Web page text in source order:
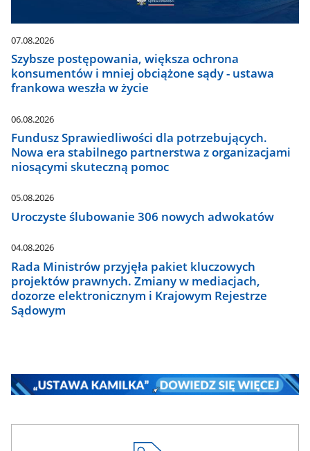
07.08.2026
Szybsze postępowania, większa ochrona
konsumentów i mniej obciążone sądy - ustawa
frankowa weszła w życie
06.08.2026
Fundusz Sprawiedliwości dla potrzebujących.
Nowa era stabilnego partnerstwa z organizacjami
niosącymi skuteczną pomoc
05.08.2026
Uroczyste ślubowanie 306 nowych adwokatów
04.08.2026
Rada Ministrów przyjęła pakiet kluczowych
projektów prawnych. Zmiany w mediacjach,
dozorze elektronicznym i Krajowym Rejestrze
Sądowym